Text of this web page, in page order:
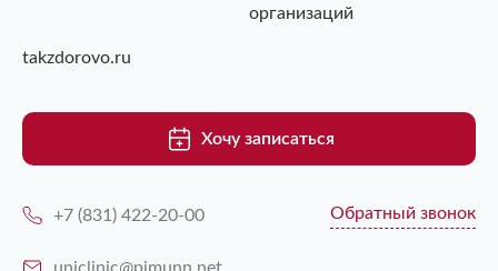
организаций
takzdorovo.ru
Хочу записаться
+7 (831) 422-20-00 Обратный звонок